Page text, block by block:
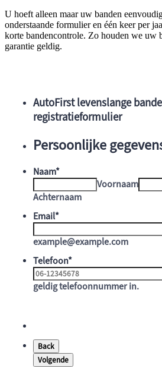
U hoeft alleen maar uw banden
onderstaande formulier en één keer per
korte bandencontrole. Zo houden we uw
garantie geldig.